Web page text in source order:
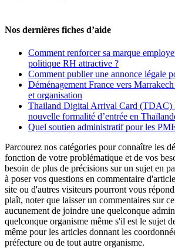
Nos dernières fiches d’aide
Comment renforcer sa marque
politique RH attractive ?
Comment publier une annonce légale
Déménagement France vers
et organisation
Thailand Digital Arrival Card (TDAC)
nouvelle formalité d’entrée en
Quel soutien administratif pour les
Parcourez nos catégories pour connaître les
fonction de votre problématique et de vos
besoin de plus de précisions sur un sujet en
à poser vos questions en commentaire
site ou d'autres visiteurs pourront vous
plaît, noter que laisser un commentaires sur
aucunement de joindre une quelconque
quelconque organisme même s'il est le sujet
même pour les articles donnant les
préfecture ou de tout autre organisme.